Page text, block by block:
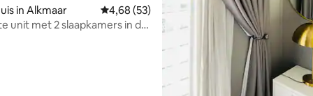
in Alkmaar Gemiddelde beoordeling van 4,68 uit 5, 53
4,68 (53)
unit met 2 slaapkamers in de